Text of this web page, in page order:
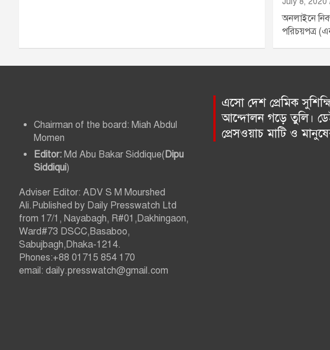
অনলাইনে
পরিচয়পত্র
Chairman of the board: Miah Abdul
Momen
Editor: Md Abu Bakar Siddique(Dipu
Siddiqui)
Adviser Editor: ADV S M Mourshed
Ali.Published by Daily Presswatch Ltd
from 17/1, Nayabagh, R#01,Dakhingaon,
Ward#73 DSCC,Basaboo,
Sabujbagh,Dhaka-1214.
Phones:+88 01715 854 170
email: daily.presswatch@gmail.com
এসো দেশ প্রেমিক
আন্দোলন গড়ে তুলি।
প্রেসওয়াচ মাটি ও